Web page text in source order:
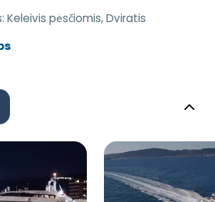
Keleivis pėsčiomis, Dviratis